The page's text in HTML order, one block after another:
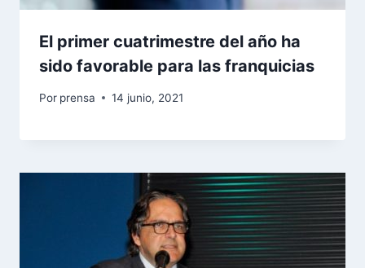
El primer cuatrimestre del año ha
sido favorable para las franquicias
Por prensa 14 junio, 2021